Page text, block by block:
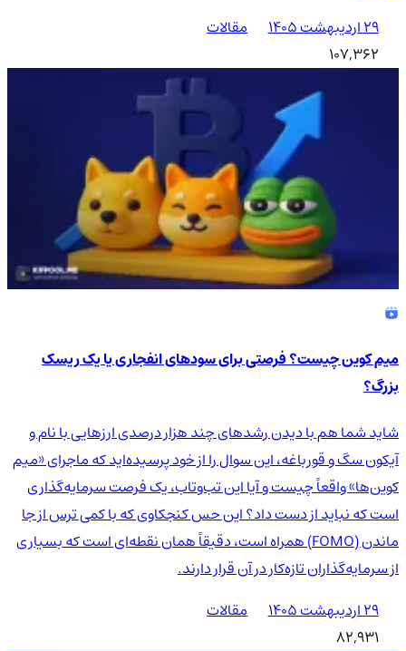
۲۹ اردیبهشت ۱۴۰۵
مقالات
107,362
میم کوین چیست؟ فرصتی برای سودهای انفجاری یا یک ریسک
بزرگ؟
شاید شما هم با دیدن رشدهای چند هزار درصدی ارزهایی با نام و
آیکون سگ و قورباغه، این سوال را از خود پرسیده‌اید که ماجرای «میم
کوین‌ها» واقعاً چیست و آیا این تب‌وتاب، یک فرصت سرمایه‌گذاری
است که نباید از دست داد؟ این حس کنجکاوی که با کمی ترس از جا
ماندن (FOMO) همراه است، دقیقاً همان نقطه‌ای است که بسیاری
از سرمایه‌گذاران تازه‌کار در آن قرار دارند.
۲۹ اردیبهشت ۱۴۰۵
مقالات
82,931